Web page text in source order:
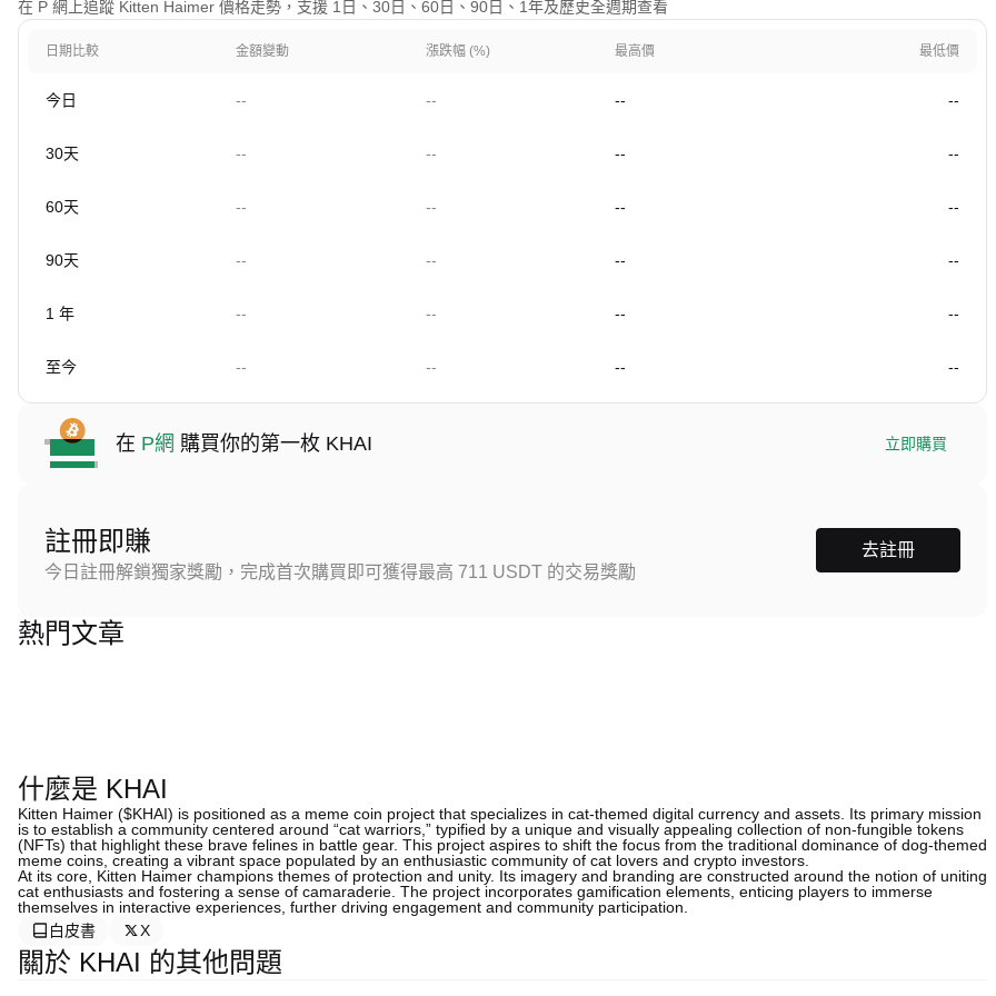
在 P 網上追蹤 Kitten Haimer 價格走勢，支援 1日、30日、60日、90日、1年及歷史全週期查看
日期比較 金額變動 漲跌幅 (%) 最高價 最低價
今日 -- -- -- --
30天 -- -- -- --
60天 -- -- -- --
90天 -- -- -- --
1 年 -- -- -- --
至今 -- -- -- --
在 P網 購買你的第一枚 KHAI 立即購買
註冊即賺
今日註冊解鎖獨家獎勵，完成首次購買即可獲得最高 711 USDT 的交易獎勵
去註冊
熱門文章
什麼是 KHAI
Kitten Haimer ($KHAI) is positioned as a meme coin project that specializes in cat-themed digital currency and assets. Its primary mission
is to establish a community centered around “cat warriors,” typified by a unique and visually appealing collection of non-fungible tokens
(NFTs) that highlight these brave felines in battle gear. This project aspires to shift the focus from the traditional dominance of dog-themed
meme coins, creating a vibrant space populated by an enthusiastic community of cat lovers and crypto investors.
At its core, Kitten Haimer champions themes of protection and unity. Its imagery and branding are constructed around the notion of uniting
cat enthusiasts and fostering a sense of camaraderie. The project incorporates gamification elements, enticing players to immerse
themselves in interactive experiences, further driving engagement and community participation.
白皮書
X
關於 KHAI 的其他問題